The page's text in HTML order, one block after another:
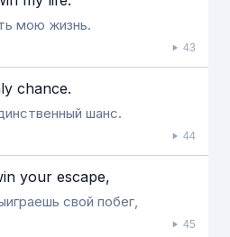
мою жизнь.
43
chance.
шанс.
44
your escape,
свой побег,
45